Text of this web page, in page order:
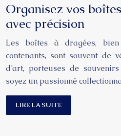
Organisez vos
avec précision
Les boîtes à dragées,
contenants, sont souvent de
d’art, porteuses de
soyez un passionné
LIRE LA SUITE